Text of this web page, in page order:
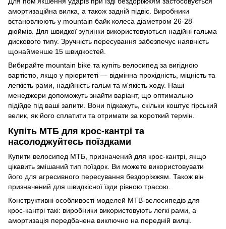
амортизаційна вилка, а також задній підвіс. Виробники
встановлюють у mountain байк колеса діаметром 26-28
дюймів. Для швидкої зупинки використовуються надійні гальма
дискового типу. Зручність пересування забезпечує наявність
щонайменше 15 швидкостей.
Вибирайте mountain bike та купіть велосипед за вигідною
вартістю, якщо у пріоритеті — відмінна прохідність, міцність та
легкість рами, надійність гальм та м'якість ходу. Наші
менеджери допоможуть знайти варіант, що оптимально
підійде під ваші запити. Вони підкажуть, скільки коштує гірський
велик, як його сплатити та отримати за короткий термін.
Купіть МТБ для крос-кантрі та
насолоджуйтесь поїздками
Купити велосипед МТБ, призначений для крос-кантрі, якщо
цікавить змішаний тип поїздок. Ви можете використовувати
його для агресивного пересування бездоріжжям. Також він
призначений для швидкісної їзди рівною трасою.
Конструктивні особливості моделей MTB-велосипедів для
крос-кантрі такі: виробники використовують легкі рами, а
амортизація передбачена виключно на передній вилці.